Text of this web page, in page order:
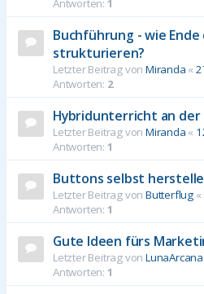
Antworten: 1
Buchführung - wie Ende
strukturieren?
Letzter Beitrag von Miranda «
Antworten: 2
Hybridunterricht an der
Letzter Beitrag von Miranda «
Antworten: 1
Buttons selbst
Letzter Beitrag von Butterflug «
Antworten: 1
Gute Ideen fürs
Letzter Beitrag von LunaArcana
Antworten: 1